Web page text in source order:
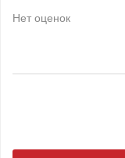
Нет оценок